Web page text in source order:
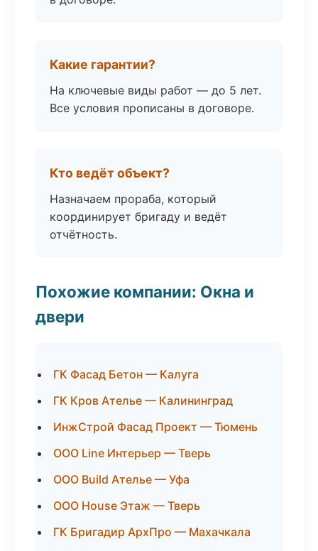
Какие гарантии?
На ключевые виды работ — до 5 лет.
Все условия прописаны в договоре.
Кто ведёт объект?
Назначаем прораба, который
координирует бригаду и ведёт
отчётность.
Похожие компании: Окна и
двери
ГК Фасад Бетон — Калуга
ГК Кров Ателье — Калининград
ИнжСтрой Фасад Проект — Тюмень
ООО Line Интерьер — Тверь
ООО Build Ателье — Уфа
ООО House Этаж — Тверь
ГК Бригадир АрхПро — Махачкала